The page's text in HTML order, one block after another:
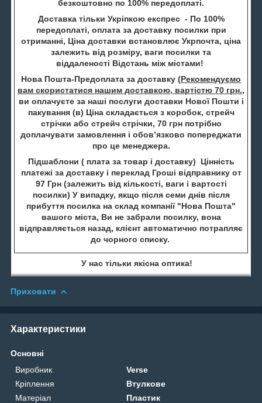
безкоштовно по 100% передоплаті.
Доставка тільки Укріпкою експрес - По 100%
передоплаті, оплата за доставку посилки при
отриманні, Ціна доставки встановлює Укрпочта, ціна
залежить від розміру, ваги посилки та
віддаленості Відстань між містами!
Нова Пошта-Предоплата за доставку (Рекомендуємо
вам скористатися нашим доставкою, вартістю 70 грн.,
ви оплачуєте за наші послуги доставки Нової Пошти і
пакування (в) Ціна складається з коробок, стрейч
стрічки або стрейч стрічки, 70 грн потрібно
доплачувати замовлення і обов’язково попереджати
про це менеджера.
Підшаблони ( плата за товар і доставку) Цінність
платежі за доставку і переклад Гроші відправнику от
97 Грн (залежить від кількості, ваги і вартості
посилки) У випадку, якщо після семи днів після
прибуття посилка на склад компанії "Нова Пошта"
вашого міста, Ви не забрали посилку, вона
відправляється назад, клієнт автоматично потрапляє
до чорного списку.
У нас тільки якісна оптика!
Приховати
Характеристики
Основні
Виробник
Verse
Кріплення
Втулкове
Матеріал
Пластик